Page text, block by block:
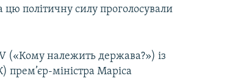
політичну силу проголосували
(«Кому належить держава?») із
прем’єр-міністра Маріса